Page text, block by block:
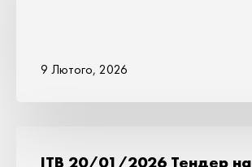
9 Лютого, 2026
ITB 20/01/2026 Тендер на